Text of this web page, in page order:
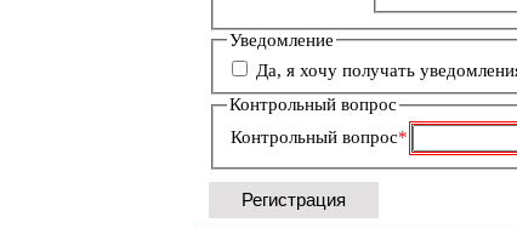
Уведомление
Да, я хочу получать
Контрольный вопрос
Обязательное
Контрольный вопрос*